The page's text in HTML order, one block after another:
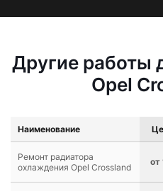
Другие работы
Opel
Наименование
Ремонт радиатора
охлаждения Opel Crossland
от